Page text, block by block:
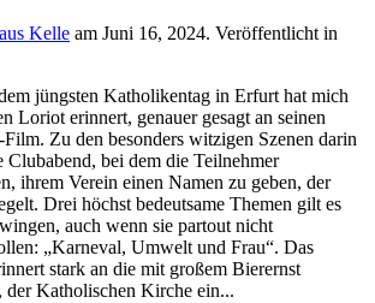
Kelle am Juni 16, 2024. Veröffentlicht in
jüngsten Katholikentag in Erfurt hat mich
Loriot erinnert, genauer gesagt an seinen
Zu den besonders witzigen Szenen darin
Clubabend, bei dem die Teilnehmer
ihrem Verein einen Namen zu geben, der
Drei höchst bedeutsame Themen gilt es
auch wenn sie partout nicht
„Karneval, Umwelt und Frau“. Das
stark an die mit großem Bierernst
der Katholischen Kirche ein...